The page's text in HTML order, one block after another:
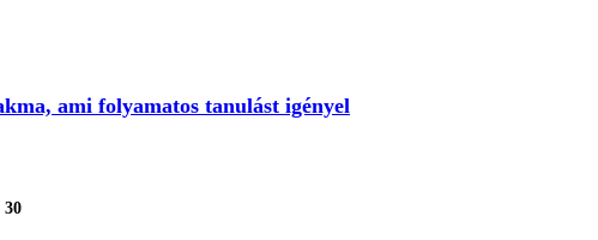
ami folyamatos tanulást igényel
30